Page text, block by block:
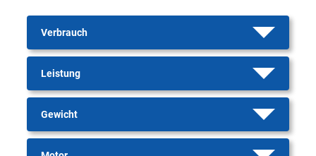
Verbrauch
Leistung
Gewicht